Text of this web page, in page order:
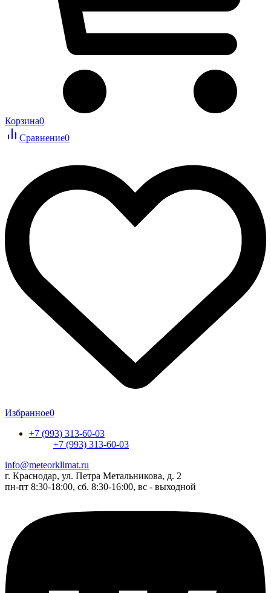
Корзина0
Сравнение0
Избранное0
+7 (993) 313-60-03
+7 (993) 313-60-03
info@meteorklimat.ru
г. Краснодар, ул. Петра Метальникова, д. 2
пн-пт 8:30-18:00, сб. 8:30-16:00, вс - выходной